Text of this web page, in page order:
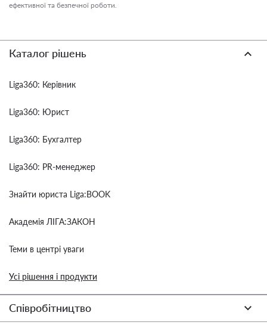
ефективної та безпечної роботи.
Каталог рішень
Liga360: Керівник
Liga360: Юрист
Liga360: Бухгалтер
Liga360: PR-менеджер
Знайти юриста Liga:BOOK
Академія ЛІГА:ЗАКОН
Теми в центрі уваги
Усі рішення і продукти
Співробітництво